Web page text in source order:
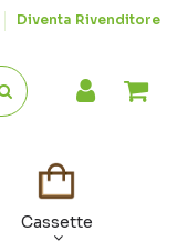
Diventa Rivenditore
Cassette